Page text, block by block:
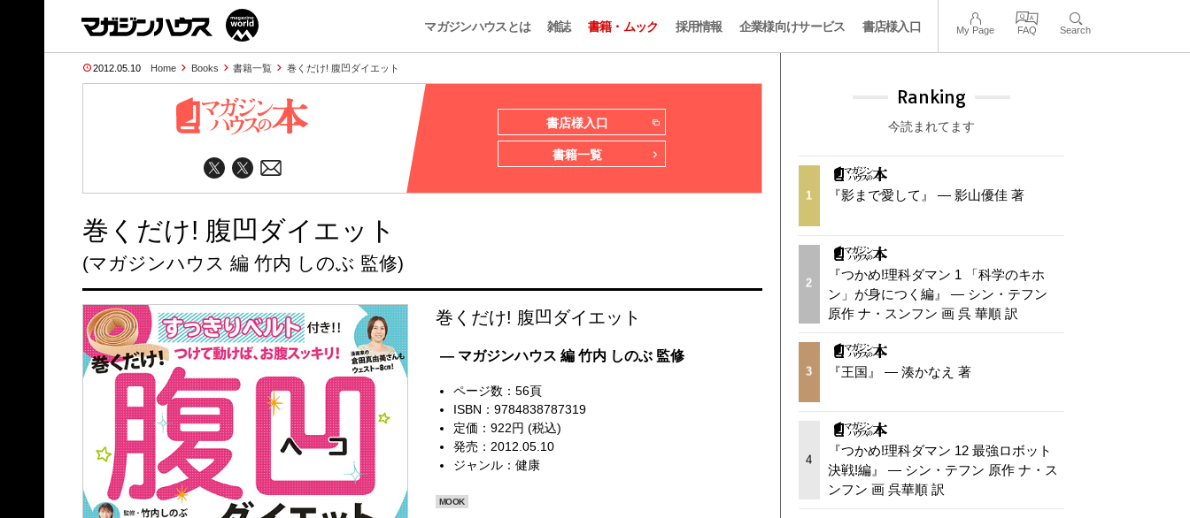
マガジンハウスとは 雑誌 書籍・ムック 採用情報 企業様向けサービス 書店様入口 My Page FAQ Search
2012.05.10 Home Books 書籍一覧 巻くだけ! 腹凹ダイエット
書店様入口
書籍一覧
巻くだけ! 腹凹ダイエット
(マガジンハウス 編 竹内 しのぶ 監修)
巻くだけ! 腹凹ダイエット
— マガジンハウス 編 竹内 しのぶ 監修
ページ数：56頁
ISBN：9784838787319
定価：922円 (税込)
発売：2012.05.10
ジャンル： 健康
MOOK
Ranking
今読まれてます
1 『影まで愛して』 — 影山優佳 著
2
『つかめ!理科ダマン 1 「科学のキホ
ン」が身につく編』 — シン・テフン
原作 ナ・スンフン 画 呉 華順 訳
3 『王国』 — 湊かなえ 著
4
『つかめ!理科ダマン 12 最強ロボット
決戦!編』 — シン・テフン 原作 ナ・ス
ンフン 画 呉華順 訳